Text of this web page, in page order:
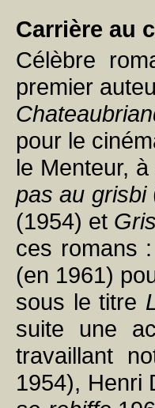
Carrière au
Célèbre
premier
pour le
le Menteur,
pas au grisbi
(1954) et
ces romans
(en 1961)
sous le titre
suite une
travaillant
1954), Henri